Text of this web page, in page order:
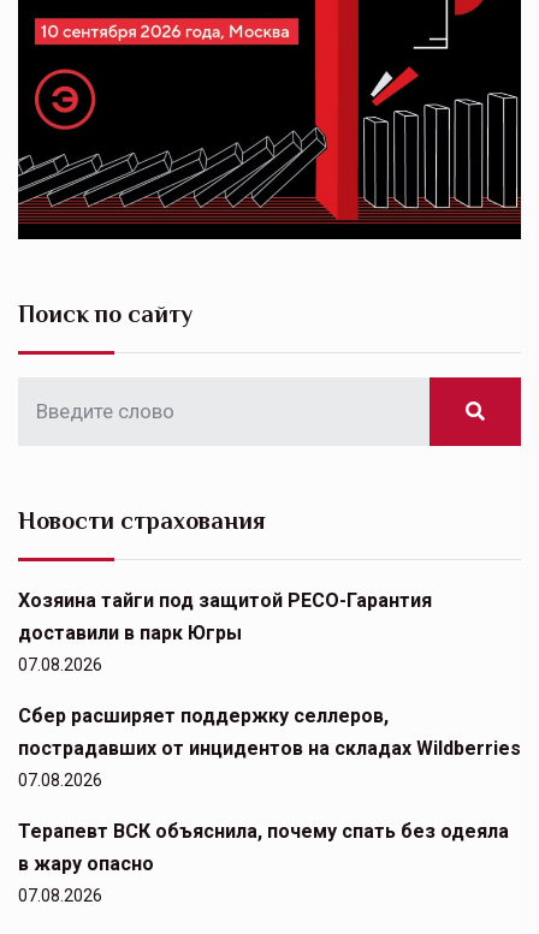
Поиск по сайту
Новости страхования
Хозяина тайги под защитой РЕСО-Гарантия
доставили в парк Югры
07.08.2026
Сбер расширяет поддержку селлеров,
пострадавших от инцидентов на складах Wildberries
07.08.2026
Терапевт ВСК объяснила, почему спать без одеяла
в жару опасно
07.08.2026